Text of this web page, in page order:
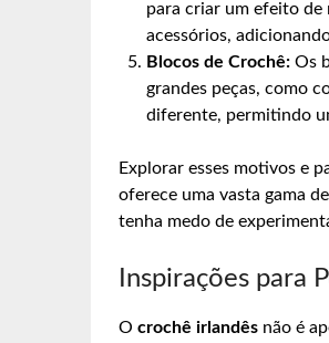
para criar um efeito de
acessórios,
Blocos de Crochê: Os
grandes peças, como
diferente, permitindo
Explorar esses motivos e
oferece uma vasta gama
tenha medo de
Inspirações para
O crochê irlandês não é